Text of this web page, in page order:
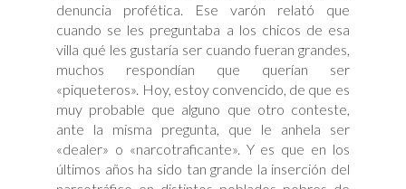
denuncia profética. Ese varón relató que
cuando se les preguntaba a los chicos de esa
villa qué les gustaría ser cuando fueran grandes,
muchos respondían que querían ser
«piqueteros». Hoy, estoy convencido, de que es
muy probable que alguno que otro conteste,
ante la misma pregunta, que le anhela ser
«dealer» o «narcotraficante». Y es que en los
últimos años ha sido tan grande la inserción del